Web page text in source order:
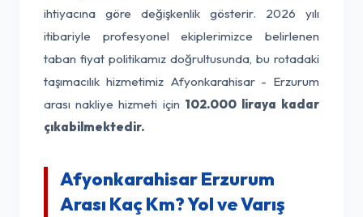
ihtiyacına göre değişkenlik gösterir. 2026 yılı
itibariyle profesyonel ekiplerimizce belirlenen
taban fiyat politikamız doğrultusunda, bu rotadaki
taşımacılık hizmetimiz Afyonkarahisar - Erzurum
arası nakliye hizmeti için 102.000 liraya kadar
çıkabilmektedir.
Afyonkarahisar Erzurum
Arası Kaç Km? Yol ve Varış